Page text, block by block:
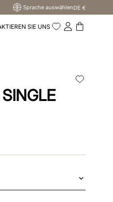
Sprache auswählenDE €
SIE UNS